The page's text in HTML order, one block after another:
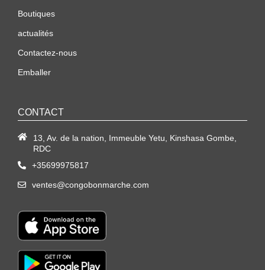
Boutiques
actualités
Contactez-nous
Emballer
CONTACT
13, Av. de la nation, Immeuble Yetu, Kinshasa Gombe,
RDC
+35699975817
ventes@congobonmarche.com